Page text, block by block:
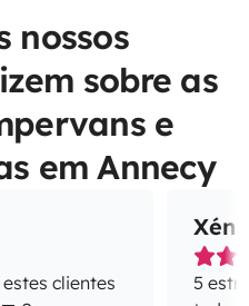
nossos
sobre as
e
em Annecy
clientes
5